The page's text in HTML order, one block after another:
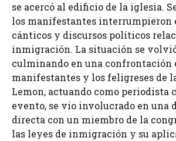
se acercó al edificio de la iglesia.
los manifestantes interrumpieron
cánticos y discursos políticos
inmigración. La situación se
culminando en una confrontación
manifestantes y los feligreses de
Lemon, actuando como periodista
evento, se vio involucrado en una
directa con un miembro de la
las leyes de inmigración y su